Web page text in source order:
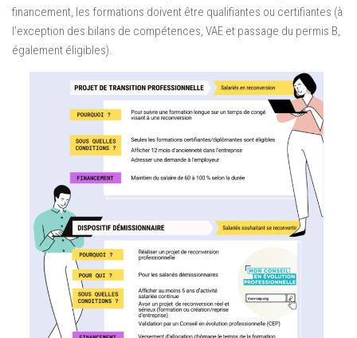
financement, les formations doivent être qualifiantes ou certifiantes (à
l’exception des bilans de compétences, VAE et passage du permis B,
également éligibles).